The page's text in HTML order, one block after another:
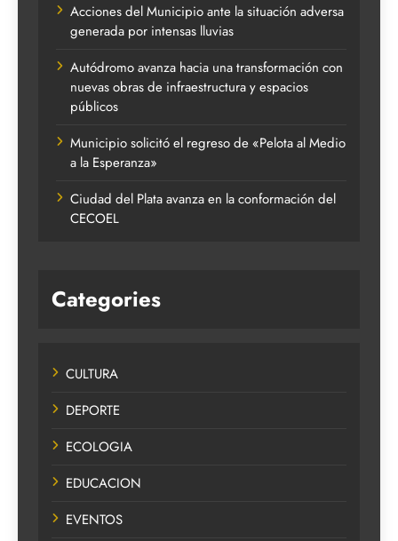
Acciones del Municipio ante la situación adversa
generada por intensas lluvias
Autódromo avanza hacia una transformación con
nuevas obras de infraestructura y espacios
públicos
Municipio solicitó el regreso de «Pelota al Medio
a la Esperanza»
Ciudad del Plata avanza en la conformación del
CECOEL
Categories
CULTURA
DEPORTE
ECOLOGIA
EDUCACION
EVENTOS